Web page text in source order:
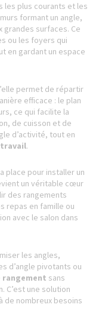
les plus courants et les
formant un angle,
grandes surfaces. Ce
ou les foyers qui
en gardant un espace
permet de répartir
efficace : le plan
ce qui facilite la
de cuisson et de
d’activité, tout en
travail.
place pour installer un
un véritable cœur
des rangements
repas en famille ou
avec le salon dans
les angles,
d’angle pivotants ou
rangement sans
C’est une solution
de nombreux besoins